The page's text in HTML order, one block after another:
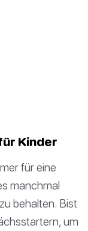
Kinder
für eine
manchmal
behalten. Bist
um